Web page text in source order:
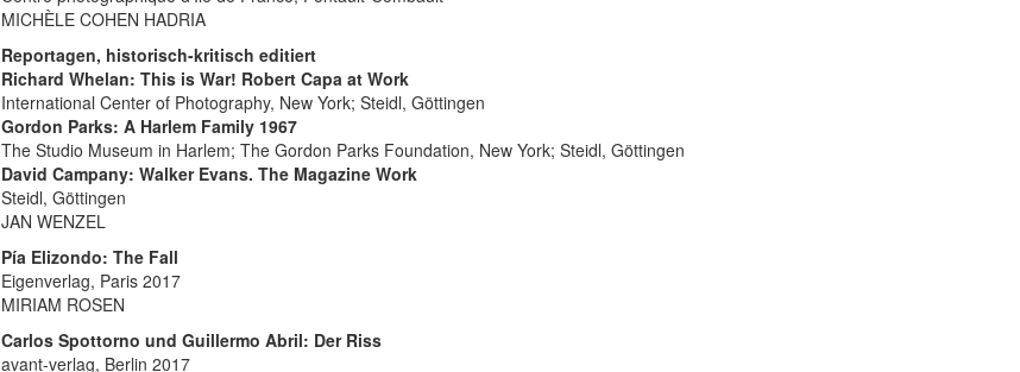
MICHÈLE COHEN HADRIA
Reportagen, historisch-kritisch editiert
Richard Whelan: This is War! Robert Capa at Work
International Center of Photography, New York; Steidl, Göttingen
Gordon Parks: A Harlem Family 1967
The Studio Museum in Harlem; The Gordon Parks Foundation, New York; Steidl, Göttingen
David Campany: Walker Evans. The Magazine Work
Steidl, Göttingen
JAN WENZEL
Pía Elizondo: The Fall
Eigenverlag, Paris 2017
MIRIAM ROSEN
Carlos Spottorno und Guillermo Abril: Der Riss
avant-verlag, Berlin 2017